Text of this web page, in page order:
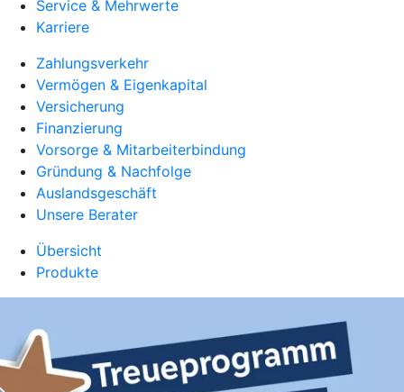
Service & Mehrwerte
Karriere
Zahlungsverkehr
Vermögen & Eigenkapital
Versicherung
Finanzierung
Vorsorge & Mitarbeiterbindung
Gründung & Nachfolge
Auslandsgeschäft
Unsere Berater
Übersicht
Produkte